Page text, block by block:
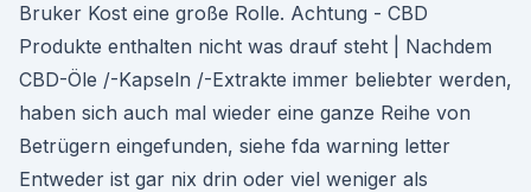
Bruker Kost eine große Rolle. Achtung - CBD
Produkte enthalten nicht was drauf steht | Nachdem
CBD-Öle /-Kapseln /-Extrakte immer beliebter werden,
haben sich auch mal wieder eine ganze Reihe von
Betrügern eingefunden, siehe fda warning letter
Entweder ist gar nix drin oder viel weniger als